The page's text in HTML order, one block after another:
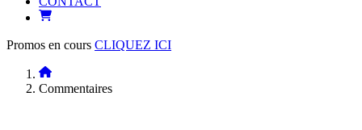
Promos en cours CLIQUEZ ICI
Commentaires